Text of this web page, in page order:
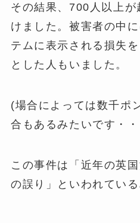
その結果、700人以上
けました。被害者の中
テムに表示される損失
とした人もいました。
(場合によっては数千ポ
合もあるみたいです・
この事件は「近年の英
の誤り」といわれている